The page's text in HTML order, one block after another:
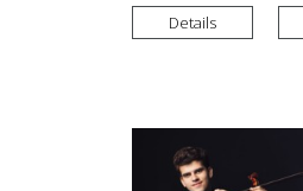
Details